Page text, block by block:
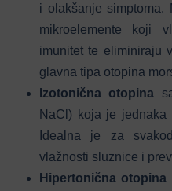
i olakšanje simptoma.
mikroelemente koji
imunitet te eliminiraju
glavna tipa otopina
Izotonična otopina
NaCl) koja je jednaka
Idealna je za
vlažnosti sluznice i
Hipertonična otopina